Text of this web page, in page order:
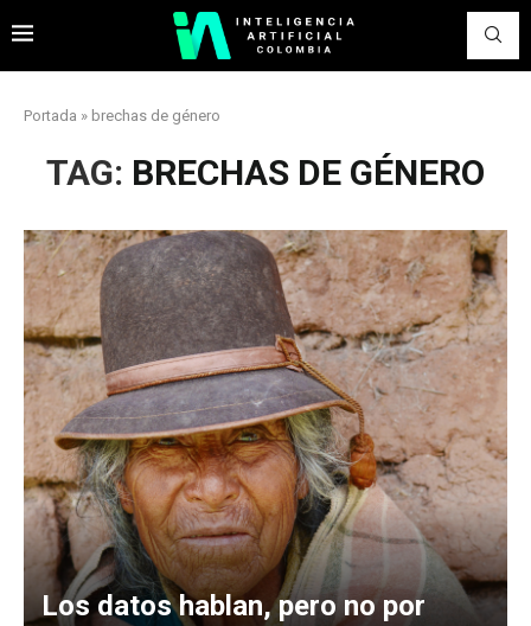
Portada » brechas de género
TAG: BRECHAS DE GÉNERO
Los datos hablan, pero no por